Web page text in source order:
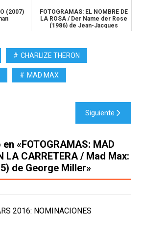
(2007)
FOTOGRAMAS: EL NOMBRE DE
LA ROSA / Der Name der Rose
(1986) de Jean-Jacques
CHARLIZE THERON
MAD MAX
Siguiente
«FOTOGRAMAS: MAD
LA CARRETERA / Mad Max:
de George Miller»
2016: NOMINACIONES